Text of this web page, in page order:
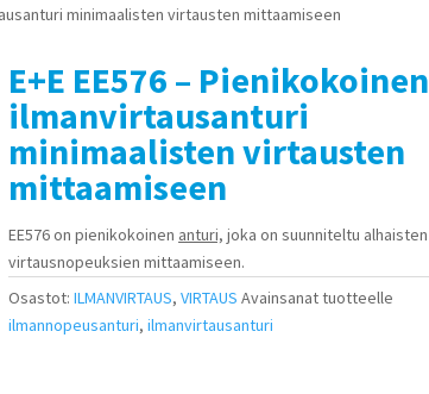
minimaalisten virtausten mittaamiseen
E+E EE576 – Pienikokoinen
ilmanvirtausanturi
minimaalisten virtausten
mittaamiseen
EE576 on pienikokoinen anturi, joka on suunniteltu alhaisten
virtausnopeuksien mittaamiseen.
Osastot:ILMANVIRTAUS,VIRTAUS Avainsanat tuotteelle
ilmannopeusanturi,ilmanvirtausanturi